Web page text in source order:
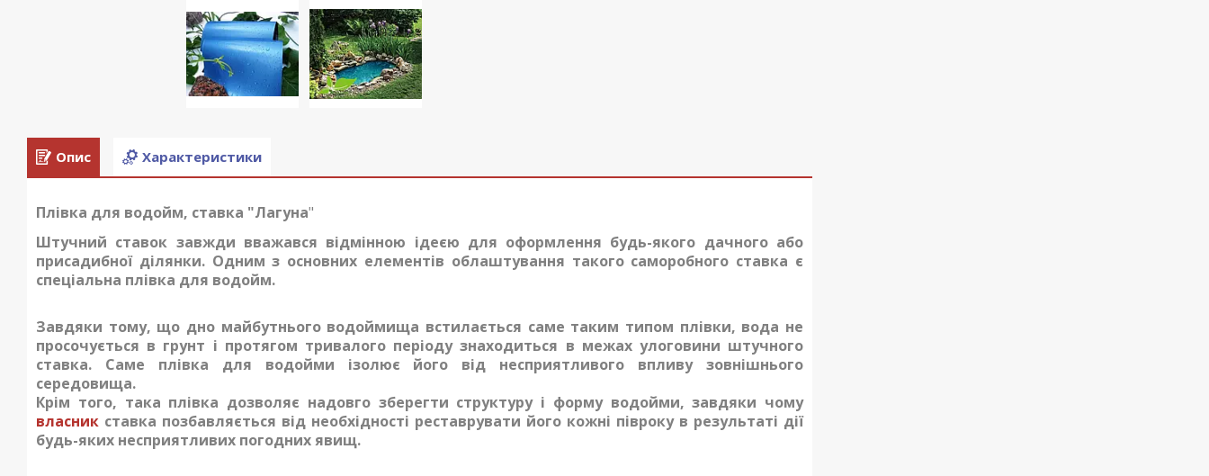
Опис Характеристики
Плівка для водойм, ставка "Лагуна"
Штучний ставок завжди вважався відмінною ідеєю для оформлення будь-якого дачного або
присадибної ділянки. Одним з основних елементів облаштування такого саморобного ставка є
спеціальна плівка для водойм.
Завдяки тому, що дно майбутнього водоймища встилається саме таким типом плівки, вода не
просочується в грунт і протягом тривалого періоду знаходиться в межах улоговини штучного
ставка. Саме плівка для водойми ізолює його від несприятливого впливу зовнішнього
середовища.
Крім того, така плівка дозволяє надовго зберегти структуру і форму водойми, завдяки чому
власник ставка позбавляється від необхідності реставрувати його кожні півроку в результаті дії
будь-яких несприятливих погодних явищ.